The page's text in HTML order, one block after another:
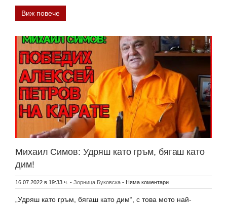
Виж повече
Михаил Симов: Удряш като гръм, бягаш като
дим!
16.07.2022 в 19:33 ч. - Зорница Буковска - Няма коментари
„Удряш като гръм, бягаш като дим“, с това мото най-